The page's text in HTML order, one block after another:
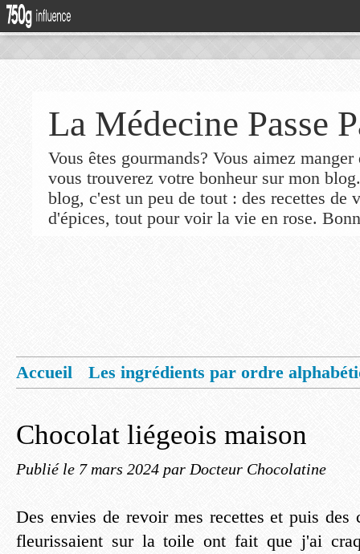
La Médecine Passe
Vous êtes gourmands? Vous aimez
vous trouverez votre bonheur sur mon
blog, c'est un peu de tout : des recettes de
d'épices, tout pour voir la vie en rose.
Accueil
Les ingrédients par ordre
Chocolat liégeois maison
Publié le 7 mars 2024 par Docteur Chocolatine
Des envies de revoir mes recettes et puis des
fleurissaient sur la toile ont fait que j'ai